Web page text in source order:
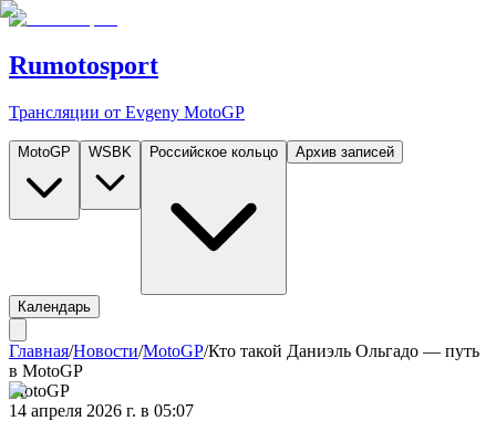
Rumotosport
Трансляции от Evgeny MotoGP
MotoGP WSBK Российское кольцо Архив записей
Календарь
Главная/Новости/MotoGP/Кто такой Даниэль Ольгадо — путь
в MotoGP
MotoGP
14 апреля 2026 г. в 05:07